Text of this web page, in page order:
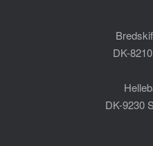
DK-
DK-9230